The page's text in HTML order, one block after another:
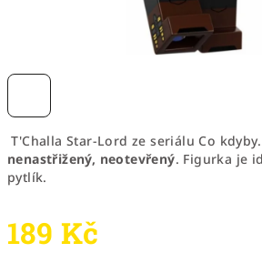
T'Challa Star-Lord ze seriálu Co
nenastřižený, neotevřený. Figurka je
pytlík.
189 Kč